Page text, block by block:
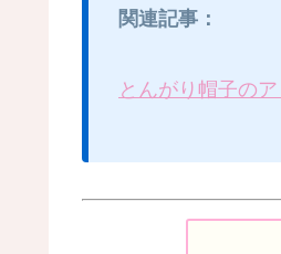
関連記事：
とんがり帽子の